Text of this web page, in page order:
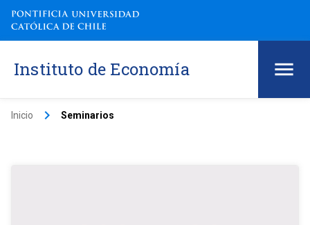
Instituto de Economía
Inicio keyboard_arrow_right Seminarios